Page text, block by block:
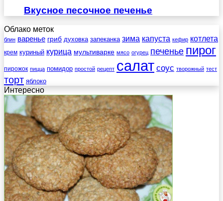
Вкусное песочное печенье
Облако меток
блин варенье гриб духовка запеканка зима капуста кефир котлета
крем куриный курица мультиварке мясо огурец печенье пирог
пирожок пицца помидор простой рецепт салат соус творожный тест
торт яблоко
Интересно